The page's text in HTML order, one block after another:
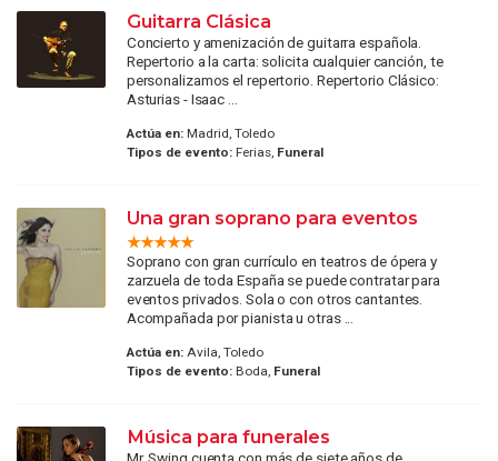
Guitarra Clásica
Concierto y amenización de guitarra española.
Repertorio a la carta: solicita cualquier canción, te
personalizamos el repertorio. Repertorio Clásico:
Asturias - Isaac ...
Actúa en:Madrid, Toledo
Tipos de evento:Ferias, Funeral
Una gran soprano para eventos
Soprano con gran currículo en teatros de ópera y
zarzuela de toda España se puede contratar para
eventos privados. Sola o con otros cantantes.
Acompañada por pianista u otras ...
Actúa en:Avila, Toledo
Tipos de evento:Boda, Funeral
Música para funerales